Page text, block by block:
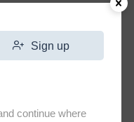
Sign up
continue where